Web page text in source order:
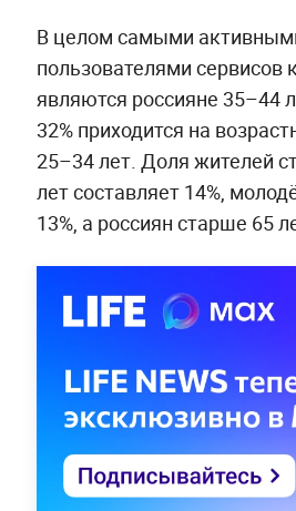
В целом самыми
пользователями сервисов
являются россияне 35–44
32% приходится на
25–34 лет. Доля жителей
лет составляет 14%,
13%, а россиян старше 65